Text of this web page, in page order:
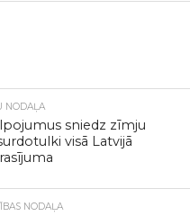
NODAĻA
sniedz zīmju
visā Latvijā
NODAĻA